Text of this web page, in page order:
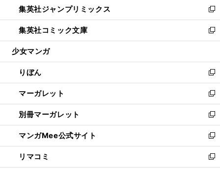
く
で
開
く
ド
ウ
で
開
ィ
ン
ド
ウ
開
く
い
ウ
ィ
ン
ウ
で
開
く
集英社ジャンプリミックス
新
し
い
ウ
ン
ド
ウ
で
開
く
集英社コミック文庫
新
し
ウ
ィ
ン
ド
ウ
で
開
く
少女マンガ
りぼん
新
し
い
ウ
ィ
ン
ド
ウ
で
開
マーガレット
新
し
い
ウ
ィ
ン
ド
別冊マーガレット
新
し
い
ウ
ィ
マンガMee公式サイト
新
し
い
リマコミ
新